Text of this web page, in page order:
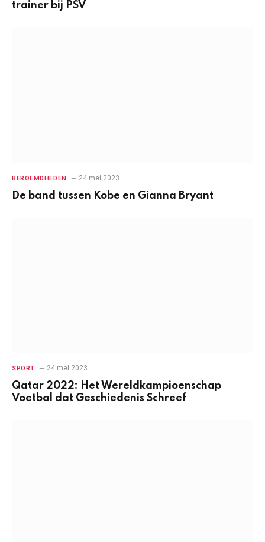
trainer bij PSV
BEROEMDHEDEN 24 mei 2023
De band tussen Kobe en Gianna Bryant
SPORT 24 mei 2023
Qatar 2022: Het Wereldkampioenschap
Voetbal dat Geschiedenis Schreef